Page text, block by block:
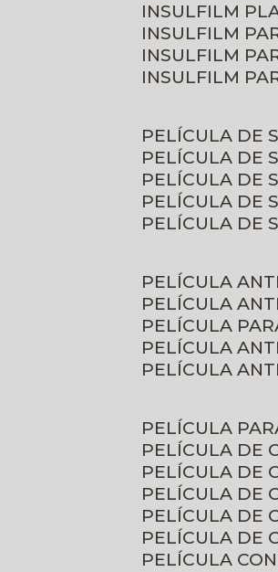
INSULFILM
INSULFILM
INSULFILM
INSULFILM
PELÍCULA
PELÍCULA DE
PELÍCULA DE
PELÍCULA DE
PELÍCULA DE
PELÍCULA
PELÍCULA
PELÍCULA
PELÍCULA
PELÍCULA
PELÍCULA
PELÍCULA DE
PELÍCULA DE
PELÍCULA DE
PELÍCULA
PELÍCULA DE
PELÍCULA